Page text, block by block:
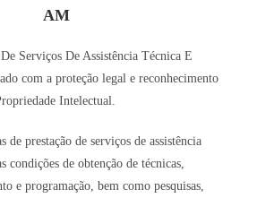
AM
Serviços De Assistência Técnica E
com a proteção legal e reconhecimento
Intelectual.
de prestação de serviços de assistência
condições de obtenção de técnicas,
e programação, bem como pesquisas,